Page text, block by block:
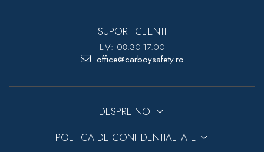
SUPORT CLIENTI
L-V: 08.30-17.00
office@carboysafety.ro
DESPRE NOI
POLITICA DE CONFIDENTIALITATE